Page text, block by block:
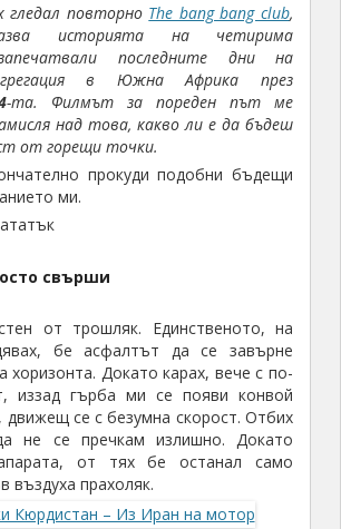
гледал повторно The bang bang club,
историята на четирима
последните дни на
в Южна Африка през
-та. Филмът за пореден път ме
над това, какво ли е да бъдеш
от горещи точки.
прокуди подобни бъдещи
ми.
свърши
от трошляк. Единственото, на
бе асфалтът да се завърне
хоризонта. Докато карах, вече с по-
иззад гърба ми се появи конвой
се с безумна скорост. Отбих
не се пречкам излишно. Докато
от тях бе останал само
въздуха прахоляк.